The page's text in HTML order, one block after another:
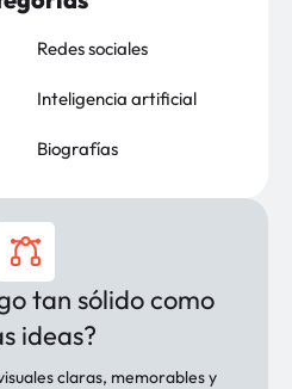
Redes sociales
Inteligencia artificial
Biografías
tan sólido como
ideas?
claras, memorables y